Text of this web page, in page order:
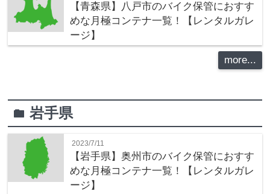
【青森県】八戸市のバイク保管におすす
めな月極コンテナ一覧！【レンタルガレ
ージ】
more...
folder岩手県
2023/7/11
【岩手県】奥州市のバイク保管におすす
めな月極コンテナ一覧！【レンタルガレ
ージ】